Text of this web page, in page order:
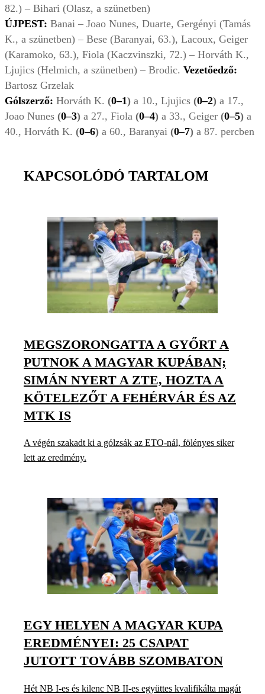
82.) – Bihari (Olasz, a szünetben)
ÚJPEST: Banai – Joao Nunes, Duarte, Gergényi (Tamás
K., a szünetben) – Bese (Baranyai, 63.), Lacoux, Geiger
(Karamoko, 63.), Fiola (Kaczvinszki, 72.) – Horváth K.,
Ljujics (Helmich, a szünetben) – Brodic. Vezetőedző:
Bartosz Grzelak
Gólszerző: Horváth K. (0–1) a 10., Ljujics (0–2) a 17.,
Joao Nunes (0–3) a 27., Fiola (0–4) a 33., Geiger (0–5) a
40., Horváth K. (0–6) a 60., Baranyai (0–7) a 87. percben
KAPCSOLÓDÓ TARTALOM
MEGSZORONGATTA A GYŐRT A
PUTNOK A MAGYAR KUPÁBAN;
SIMÁN NYERT A ZTE, HOZTA A
KÖTELEZŐT A FEHÉRVÁR ÉS AZ
MTK IS
A végén szakadt ki a gólzsák az ETO-nál, fölényes siker
lett az eredmény.
EGY HELYEN A MAGYAR KUPA
EREDMÉNYEI: 25 CSAPAT
JUTOTT TOVÁBB SZOMBATON
Hét NB I-es és kilenc NB II-es együttes kvalifikálta magát